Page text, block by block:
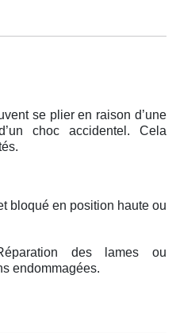
se plier en raison d’une
choc accidentel. Cela
bloqué en position haute ou
des lames ou
endommagées.